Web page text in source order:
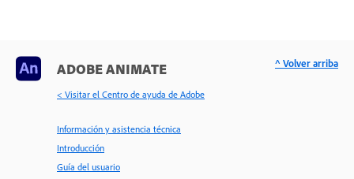
ADOBE ANIMATE
< Visitar el Centro de ayuda de Adobe
Información y asistencia técnica
Introducción
Guía del usuario
^ Volver arriba